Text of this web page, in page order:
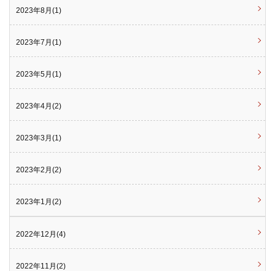
2023年8月(1)
2023年7月(1)
2023年5月(1)
2023年4月(2)
2023年3月(1)
2023年2月(2)
2023年1月(2)
2022年12月(4)
2022年11月(2)